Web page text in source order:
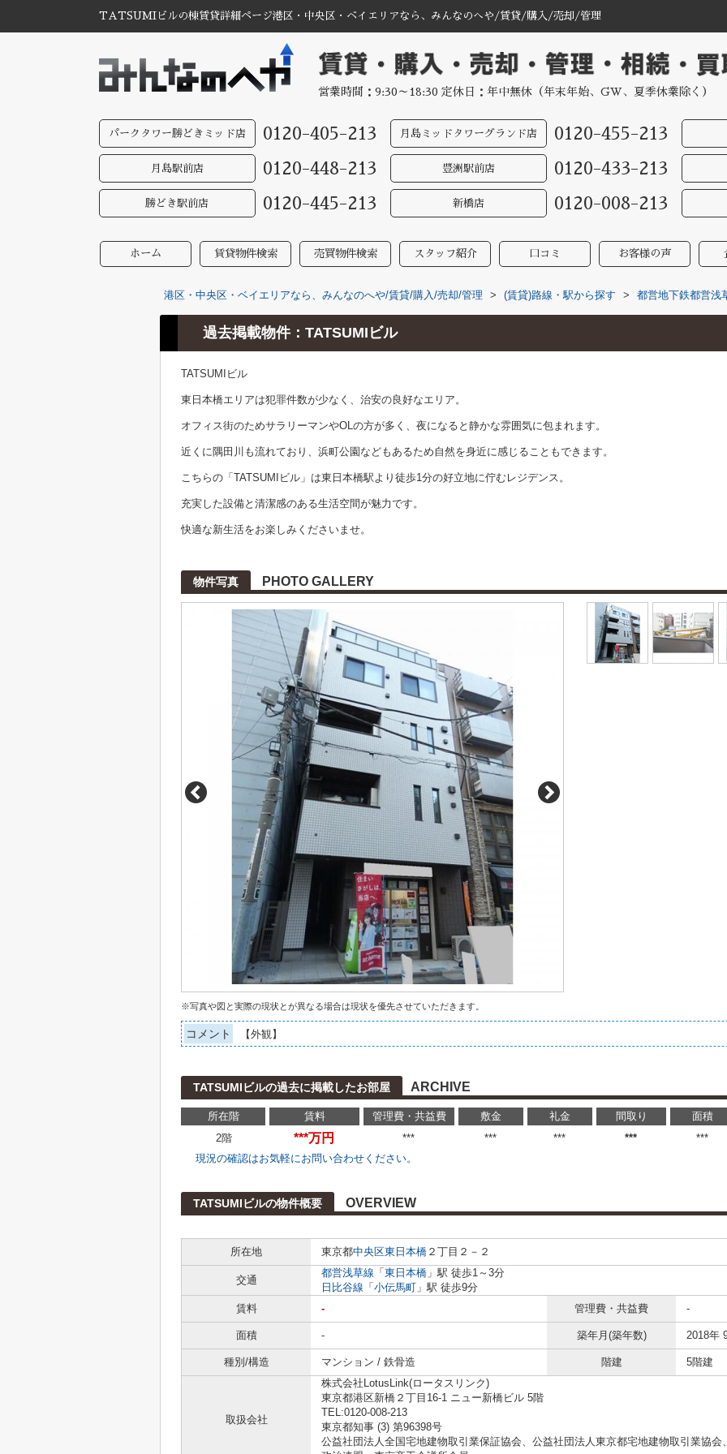
TATSUMIビルの棟賃貸詳細ページ港区・中央区・ベイエリアなら、みんなのへや/賃貸/購入/売却/管理
営業時間：9:30～18:30 定休日：年中無休（年末年始、GW、夏季休業除く）
パークタワー勝どきミッド店 0120-405-213 月島ミッドタワーグランド店 0120-455-213
月島駅前店 0120-448-213 豊洲駅前店 0120-433-213
勝どき駅前店 0120-445-213 新橋店 0120-008-213
ホーム 賃貸物件検索 売買物件検索 スタッフ紹介 口コミ お客様の声
港区・中央区・ベイエリアなら、みんなのへや/賃貸/購入/売却/管理 > (賃貸)路線・駅から探す > 都営地下鉄都営浅
過去掲載物件：TATSUMIビル
TATSUMIビル
東日本橋エリアは犯罪件数が少なく、治安の良好なエリア。
オフィス街のためサラリーマンやOLの方が多く、夜になると静かな雰囲気に包まれます。
近くに隅田川も流れており、浜町公園などもあるため自然を身近に感じることもできます。
こちらの「TATSUMIビル」は東日本橋駅より徒歩1分の好立地に佇むレジデンス。
充実した設備と清潔感のある生活空間が魅力です。
快適な新生活をお楽しみくださいませ。
物件写真 PHOTO GALLERY
※写真や図と実際の現状とが異なる場合は現状を優先させていただきます。
コメント 【外観】
TATSUMIビルの過去に掲載したお部屋 ARCHIVE
所在階 賃料 管理費・共益費 敷金 礼金 間取り
面積
2階
***万円 *** *** *** ***
***
現況の確認はお気軽にお問い合わせください。
TATSUMIビルの物件概要 OVERVIEW
所在地 東京都中央区東日本橋 ２丁目２－２
交通
都営浅草線 「 東日本橋 」駅 徒歩1～3分
日比谷線 「 小伝馬町 」駅 徒歩9分
賃料
- 管理費・共益費 -
面積 - 築年月(築年数) 2018年
種別/構造 マンション / 鉄骨造 階建 5階建
取扱会社
株式会社LotusLink(ロータスリンク)
東京都港区新橋２丁目16-1 ニュー新橋ビル 5階
TEL:0120-008-213
東京都知事 (3) 第96398号
公益社団法人全国宅地建物取引業保証協会、公益社団法人東京都宅地建物取引業協